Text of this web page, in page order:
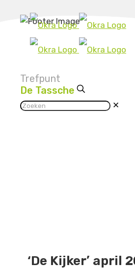
Trefpunt
De Tassche
✕
‘De Kijker’ april